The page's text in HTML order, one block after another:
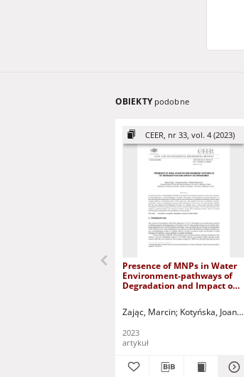
OBIEKTY podobne
CEER, nr 33, vol. 4 (2023)
Presence of MNPs in Water
Environment-pathways of
Degradation and Impact on
Zając, Marcin Kotyńska, Joanna
2023
artykuł